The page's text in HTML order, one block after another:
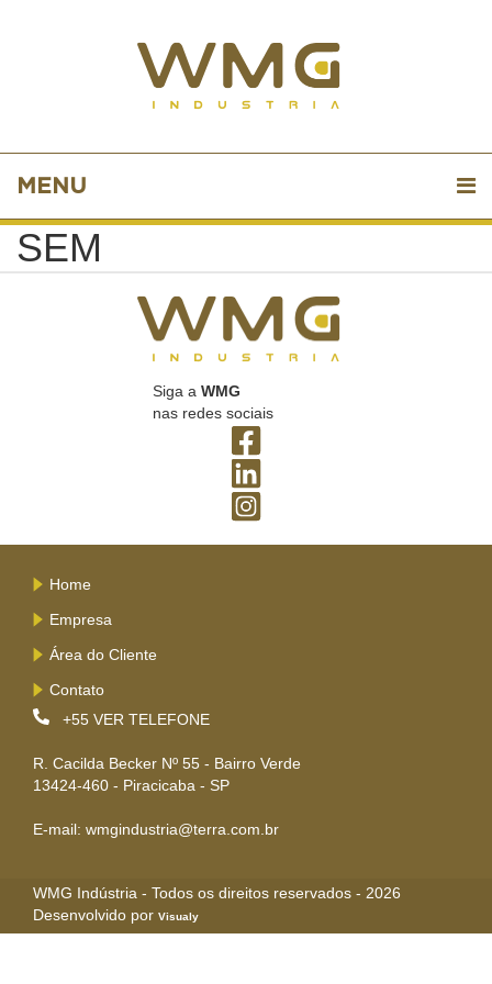
MENU
SEM
Siga a WMG
nas redes sociais
Home
Empresa
Área do Cliente
Contato
+55 VER TELEFONE
R. Cacilda Becker Nº 55 - Bairro Verde
13424-460 - Piracicaba - SP
E-mail: wmgindustria@terra.com.br
WMG Indústria - Todos os direitos reservados - 2026
Desenvolvido por Visualy